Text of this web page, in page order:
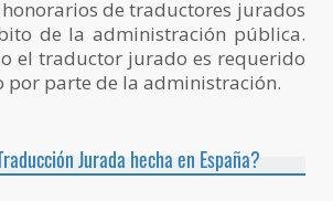
de traductores jurados
de la administración pública.
el traductor jurado es requerido
por parte de la administración.
Jurada hecha en España?